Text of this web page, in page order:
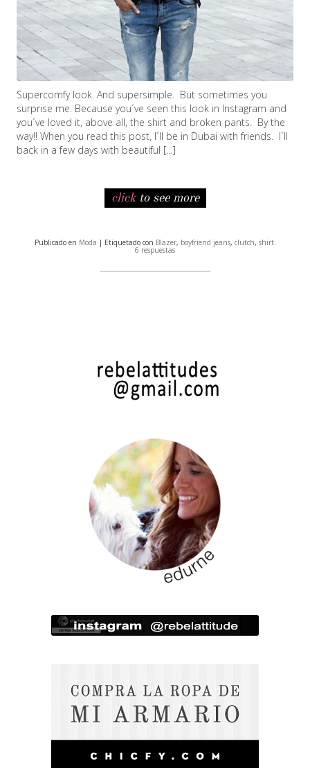
Supercomfy look. And supersimple. But sometimes you
surprise me. Because you´ve seen this look in Instagram and
you´ve loved it, above all, the shirt and broken pants. By the
way!! When you read this post, I´ll be in Dubai with friends. I´ll
back in a few days with beautiful […]
clickto see more
Publicado en Moda | Etiquetado con Blazer, boyfriend jeans, clutch, shirt.
6 respuestas